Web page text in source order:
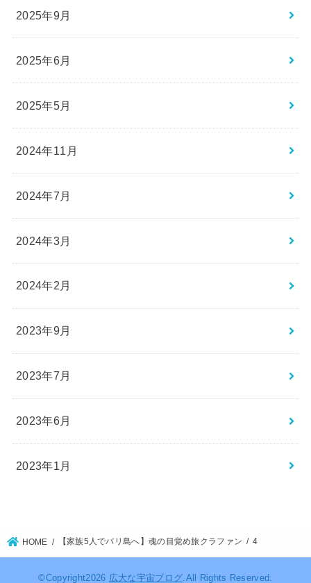
2025年9月
2025年6月
2025年5月
2024年11月
2024年7月
2024年3月
2024年2月
2023年9月
2023年7月
2023年6月
2023年1月
HOME 【家族5人でバリ島へ】魂の目覚め旅クラファン 4
©Copyright2026 広大な宇宙ブログ.All Rights Reserved.